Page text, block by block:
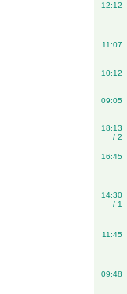
12:12
11:07
10:12
09:05
18:13
/ 2
16:45
14:30
/ 1
11:45
09:48